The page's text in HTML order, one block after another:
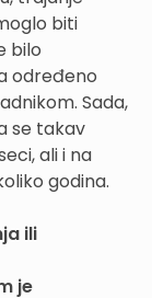
biti
bilo
određeno
Sada,
se takav
ali i na
godina.
ili
je